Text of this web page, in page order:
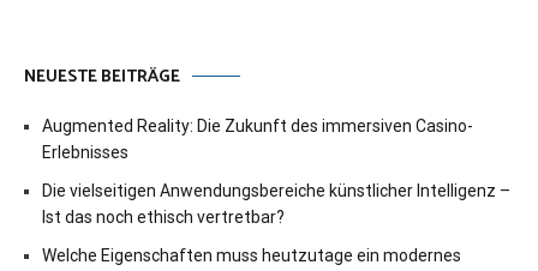
NEUESTE BEITRÄGE
Augmented Reality: Die Zukunft des immersiven Casino-
Erlebnisses
Die vielseitigen Anwendungsbereiche künstlicher Intelligenz –
Ist das noch ethisch vertretbar?
Welche Eigenschaften muss heutzutage ein modernes